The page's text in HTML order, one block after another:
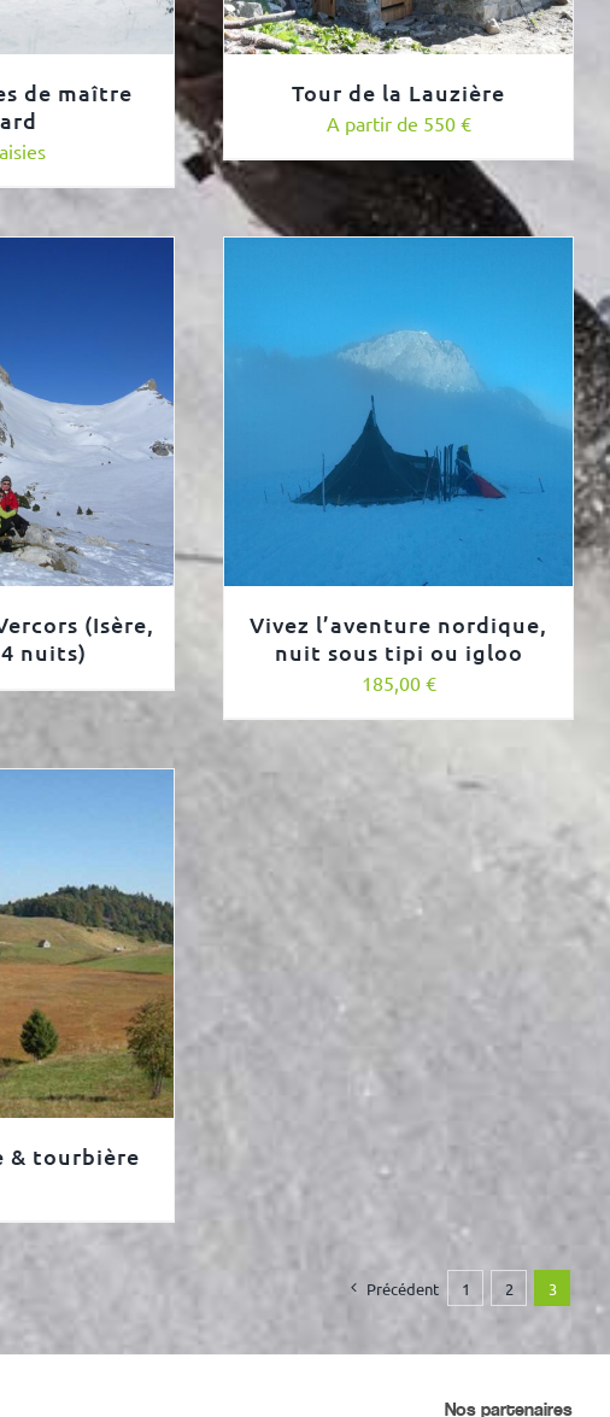
de maître
Tour de la Lauzière
A partir de 550 €
(Isère,
nuits)
Vivez l’aventure nordique,
nuit sous tipi ou igloo
185,00 €
& tourbière
Précédent 1 2 3
Nos partenaires